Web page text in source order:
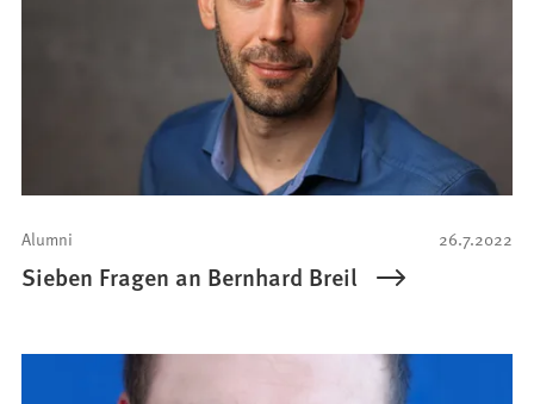
26.7.2022
Alumni
Sieben Fragen an Bernhard Breil